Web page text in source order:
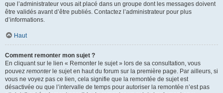
que l’administrateur vous ait placé dans un groupe dont les messages doivent
être validés avant d’être publiés. Contactez l’administrateur pour plus
d’informations.
Haut
Comment remonter mon sujet ?
En cliquant sur le lien « Remonter le sujet » lors de sa consultation, vous
pouvez remonterle sujet en haut du forum sur la première page. Par ailleurs, si
vous ne voyez pas ce lien, cela signifie que la remontée de sujet est
désactivée ou que l’intervalle de temps pour autoriser la remontée n’est pas